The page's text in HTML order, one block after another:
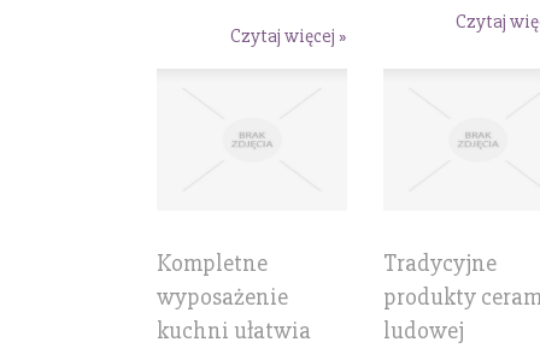
Czytaj więcej »
Czytaj
Kompletne
wyposażenie
kuchni ułatwia
Tradycyjne
produkty
ludowej